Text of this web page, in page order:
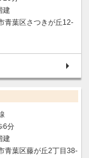
建
青葉区さつきが丘12-
6分
建
青葉区藤が丘2丁目38-